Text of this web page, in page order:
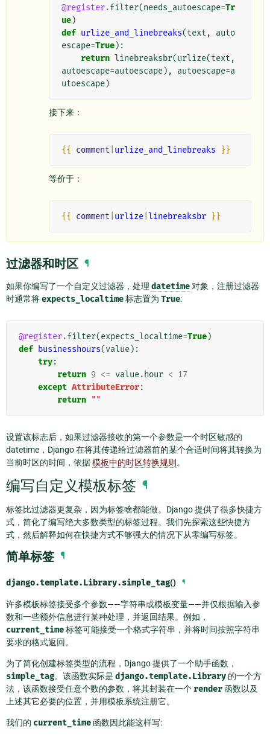
@register.filter(needs_autoescape=Tr
ue)
def urlize_and_linebreaks(text ,
auto
escape=True):
return linebreaksbr(urlize(text ,
autoescape=autoescape), autoescape=a
utoescape)
接下来：
{{ comment urlize_and_linebreaks }}
等价于：
{{ comment urlize linebreaksbr }}
过滤器和时区 ¶
如果你编写了一个自定义过滤器，处理 datetime对象，注册过滤器
时通常将expects_localtime标志置为 True:
@register.filter(expects_localtime=True)
def businesshours(value):
try:
return 9 <= value. hour < 17
except AttributeError:
return ""
设置该标志后，如果过滤器接收的第一个参数是一个时区敏感的
datetime，Django 在将其传递给过滤器前的某个合适时间将其转换为
当前时区的时间，依据模板中的时区转换规则 。
编写自定义模板标签 ¶
标签比过滤器更复杂，因为标签啥都能做。Django 提供了很多快捷方
式，简化了编写绝大多数类型的标签过程。我们先探索这些快捷方
式，然后解释如何在快捷方式不够强大的情况下从零编写标签。
简单标签 ¶
django.template.Library.simple_tag() ¶
许多模板标签接受多个参数——字符串或模板变量——并仅根据输入参
数和一些额外信息进行某种处理，并返回结果。例如，
current_time标签可能接受一个格式字符串，并将时间按照字符串
要求的格式返回。
为了简化创建标签类型的流程，Django 提供了一个助手函数，
simple_tag。该函数实际是 django.template.Library 的一个方
法，该函数接受任意个数的参数，将其封装在一个 render 函数以及
上述其它必要的位置，并用模板系统注册它。
我们的 current_time 函数因此能这样写: